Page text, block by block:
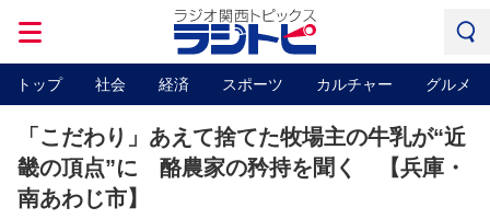
トップ 社会 経済 スポーツ カルチャー グルメ
「こだわり」あえて捨てた牧場主の牛乳が“近
畿の頂点”に 酪農家の矜持を聞く 【兵庫・
南あわじ市】